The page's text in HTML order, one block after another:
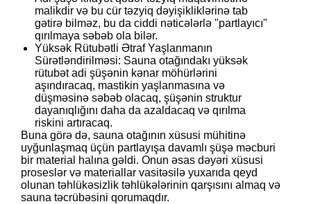
malikdir və bu cür təzyiq dəyişikliklərinə tab
gətirə bilməz, bu da ciddi nəticələrlə "partlayıcı"
qırılmaya səbəb ola bilər.
Yüksək Rütubətli Ətraf Yaşlanmanın
Sürətləndirilməsi: Sauna otağındakı yüksək
rütubət adi şüşənin kənar möhürlərini
aşındıracaq, mastikin yaşlanmasına və
düşməsinə səbəb olacaq, şüşənin struktur
dayanıqlığını daha da azaldacaq və qırılma
riskini artıracaq.
Buna görə də, sauna otağının xüsusi mühitinə
uyğunlaşmaq üçün partlayışa davamlı şüşə məcburi
bir material halına gəldi. Onun əsas dəyəri xüsusi
proseslər və materiallar vasitəsilə yuxarıda qeyd
olunan təhlükəsizlik təhlükələrinin qarşısını almaq və
sauna təcrübəsini qorumaqdır.